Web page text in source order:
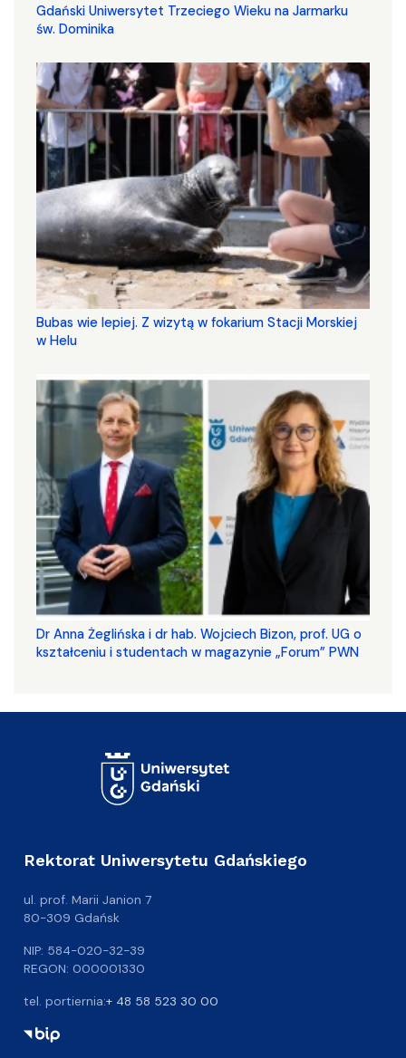
Gdański Uniwersytet Trzeciego Wieku na Jarmarku
św. Dominika
Bubas wie lepiej. Z wizytą w fokarium Stacji Morskiej
w Helu
​​​​​​​Dr Anna Żeglińska i dr hab. Wojciech Bizon, prof. UG o
kształceniu i studentach w magazynie „Forum” PWN
Rektorat Uniwersytetu Gdańskiego
ul. prof. Marii Janion 7
80-309 Gdańsk
NIP: 584-020-32-39
REGON: 000001330
tel. portiernia:+ 48 58 523 30 00